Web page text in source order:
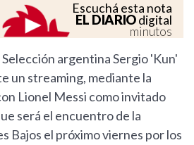
Escuchá esta nota
EL DIARIOdigital
minutos
argentina Sergio 'Kun'
un streaming, mediante la
Lionel Messi como invitado
será el encuentro de la
Bajos el próximo viernes por los